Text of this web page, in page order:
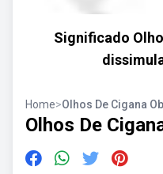
Significado
Home>Olhos De Cigana
Olhos De